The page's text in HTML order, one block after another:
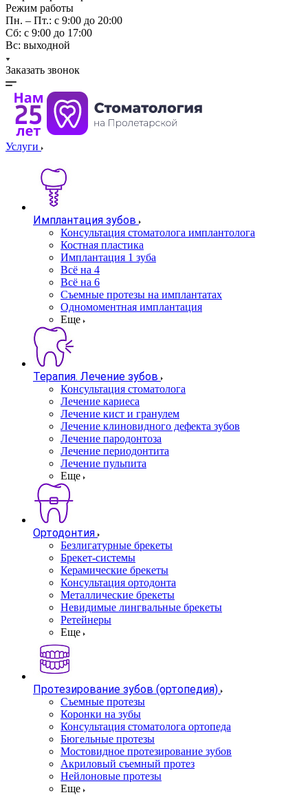
Режим работы
Пн. – Пт.: с 9:00 до 20:00
Cб: с 9:00 до 17:00
Вс: выходной
Заказать звонок
Услуги
Имплантация зубов
Консультация стоматолога имплантолога
Костная пластика
Имплантация 1 зуба
Всё на 4
Всё на 6
Съемные протезы на имплантатах
Одномоментная имплантация
Еще
Терапия. Лечение зубов
Консультация стоматолога
Лечение кариеса
Лечение кист и гранулем
Лечение клиновидного дефекта зубов
Лечение пародонтоза
Лечение периодонтита
Лечение пульпита
Еще
Ортодонтия
Безлигатурные брекеты
Брекет-системы
Керамические брекеты
Консультация ортодонта
Металлические брекеты
Невидимые лингвальные брекеты
Ретейнеры
Еще
Протезирование зубов (ортопедия)
Съемные протезы
Коронки на зубы
Консультация стоматолога ортопеда
Бюгельные протезы
Мостовидное протезирование зубов
Акриловый съемный протез
Нейлоновые протезы
Еще